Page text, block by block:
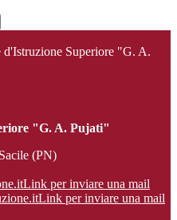
d'Istruzione Superiore "G. A.
"G. A. Pujati"
(PN)
Link per inviare una mail
Link per inviare una mail